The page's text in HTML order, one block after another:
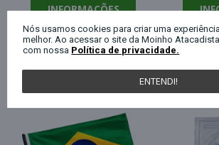
INFORMAÇÕES
QUEM COMPROU ESTE
Nós usamos cookies para criar uma
melhor. Ao acessar o site da Moinho
com nossa Política de privacidade.
ENTENDI!